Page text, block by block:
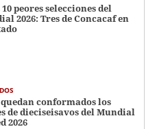
peores selecciones del
2026: Tres de Concacaf en
conformados los
de dieciseisavos del Mundial
2026